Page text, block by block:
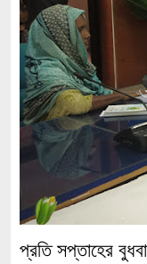
প্রতি সপ্তাহের